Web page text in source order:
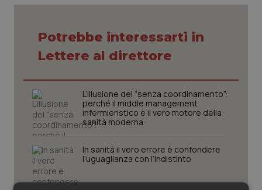
Puglia
Sardegna
Sicilia
Toscana
Umbria
Valle D’Aosta
Malattie rare
Malattia di Crohn & Rettocolite Ulcerosa
Neuroscienze & patologie neurodegenerative
Obesità
Oftalmologia
Oncodermatologia
Potrebbe interessarti in
Lettere al direttore
L’illusione del “senza coordinamento”:
perché il middle management
infermieristico è il vero motore della
sanità moderna
In sanità il vero errore è confondere
l’uguaglianza con l’indistinto